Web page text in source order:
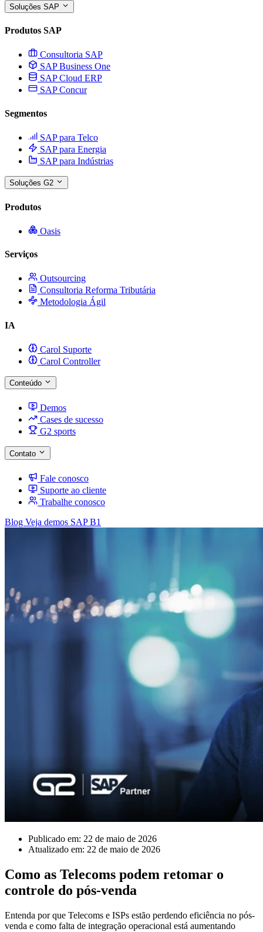
Soluções SAP
Produtos SAP
Consultoria SAP
SAP Business One
SAP Cloud ERP
SAP Concur
Segmentos
SAP para Telco
SAP para Energia
SAP para Indústrias
Soluções G2
Produtos
Oasis
Serviços
Outsourcing
Consultoria Reforma Tributária
Metodologia Ágil
IA
Carol Suporte
Carol Controller
Conteúdo
Demos
Cases de sucesso
G2 sports
Contato
Fale conosco
Suporte ao cliente
Trabalhe conosco
Blog Veja demos SAP B1
Publicado em: 22 de maio de 2026
Atualizado em: 22 de maio de 2026
Como as Telecoms podem retomar o
controle do pós-venda
Entenda por que Telecoms e ISPs estão perdendo eficiência no pós-
venda e como falta de integração operacional está aumentando